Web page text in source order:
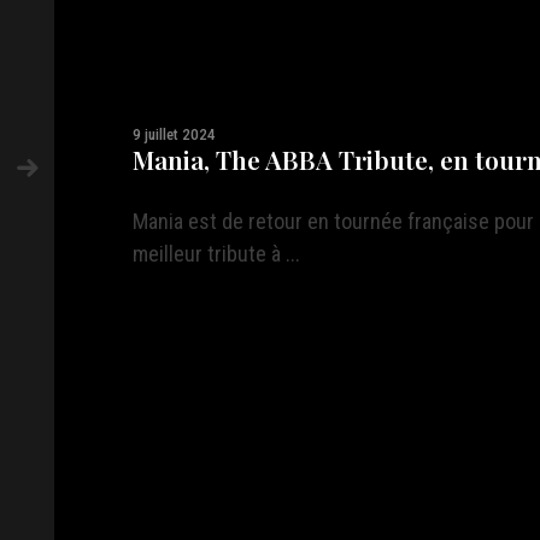
9 juillet 2024
Mania, The ABBA Tribute, en
Mania est de retour en tournée française
meilleur tribute à ...